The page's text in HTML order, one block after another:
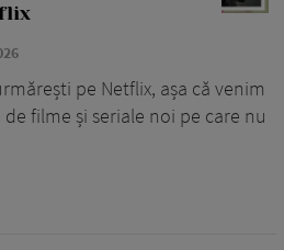
pe Netflix, așa că venim
filme și seriale noi pe care nu